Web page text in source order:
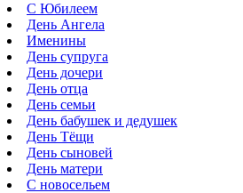
С Юбилеем
День Ангела
Именины
День супруга
День дочери
День отца
День семьи
День бабушек и дедушек
День Тёщи
День сыновей
День матери
С новосельем